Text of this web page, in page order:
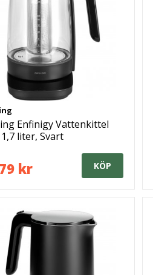
Enfinigy Vattenkittel
liter, Svart
kr KÖP